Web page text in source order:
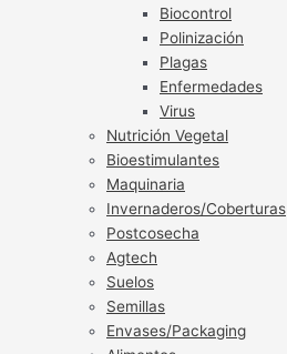
Biocontrol
Polinización
Plagas
Enfermedades
Virus
Nutrición Vegetal
Bioestimulantes
Maquinaria
Invernaderos/Coberturas
Postcosecha
Agtech
Suelos
Semillas
Envases/Packaging